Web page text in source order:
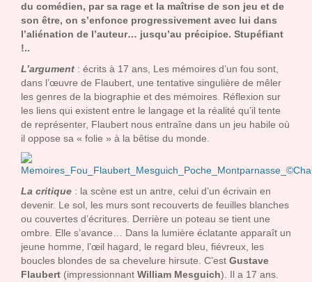
du comédien, par sa rage et la maîtrise de son jeu et de
son être, on s’enfonce progressivement avec lui dans
l’aliénation de l’auteur… jusqu’au précipice. Stupéfiant
!..
L’argument : écrits à 17 ans, Les mémoires d’un fou sont,
dans l’œuvre de Flaubert, une tentative singulière de mêler
les genres de la biographie et des mémoires. Réflexion sur
les liens qui existent entre le langage et la réalité qu’il tente
de représenter, Flaubert nous entraîne dans un jeu habile où
il oppose sa « folie » à la bêtise du monde.
La critique : la scène est un antre, celui d’un écrivain en
devenir. Le sol, les murs sont recouverts de feuilles blanches
ou couvertes d’écritures. Derrière un poteau se tient une
ombre. Elle s’avance… Dans la lumière éclatante apparaît un
jeune homme, l’œil hagard, le regard bleu, fiévreux, les
boucles blondes de sa chevelure hirsute. C’est Gustave
Flaubert (impressionnant William Mesguich). Il a 17 ans.